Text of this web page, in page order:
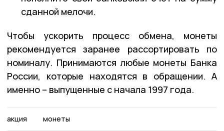
сданной мелочи.
Чтобы ускорить процесс обмена, монеты
рекомендуется заранее рассортировать по
номиналу. Принимаются любые монеты Банка
России, которые находятся в обращении. А
именно – выпущенные с начала 1997 года.
акция монеты